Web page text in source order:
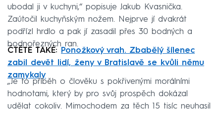
ubodal ji v kuchyni,“ popisuje Jakub Kvasnička.
Zaútočil kuchyňským nožem. Nejprve jí dvakrát
podřízl hrdlo a pak jí zasadil přes 30 bodných a
bodnořezných ran.
ČTĚTE TAKÉ:
Ponožkový vrah. Zbabělý šílenec
zabil devět lidí, ženy v Bratislavě se kvůli němu
zamykaly
„Je to příběh o člověku s pokřivenými morálními
hodnotami, který by pro svůj prospěch dokázal
udělat cokoliv. Mimochodem za těch 15 tisíc neuhasil